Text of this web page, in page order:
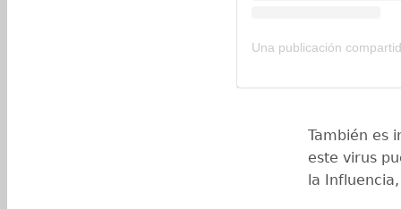
También es
este virus
la